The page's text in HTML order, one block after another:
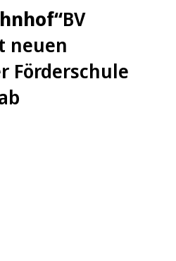
BV
neuen
Förderschule